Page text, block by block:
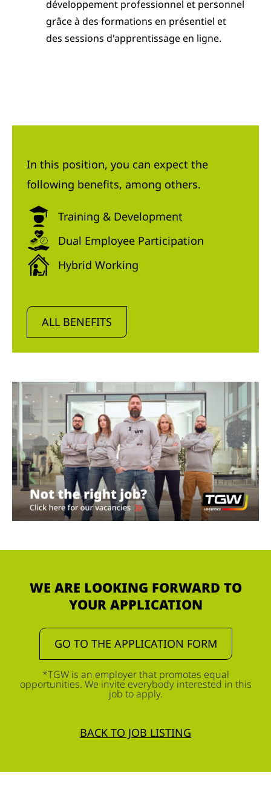
développement professionnel et personnel
grâce à des formations en présentiel et
des sessions d'apprentissage en ligne.
In this position, you can expect the
following benefits, among others.
Training & Development
Dual Employee Participation
Hybrid Working
ALL BENEFITS
WE ARE LOOKING FORWARD TO
YOUR APPLICATION
GO TO THE APPLICATION FORM
*TGW is an employer that promotes equal
opportunities. We invite everybody interested in this
job to apply.
BACK TO JOB LISTING